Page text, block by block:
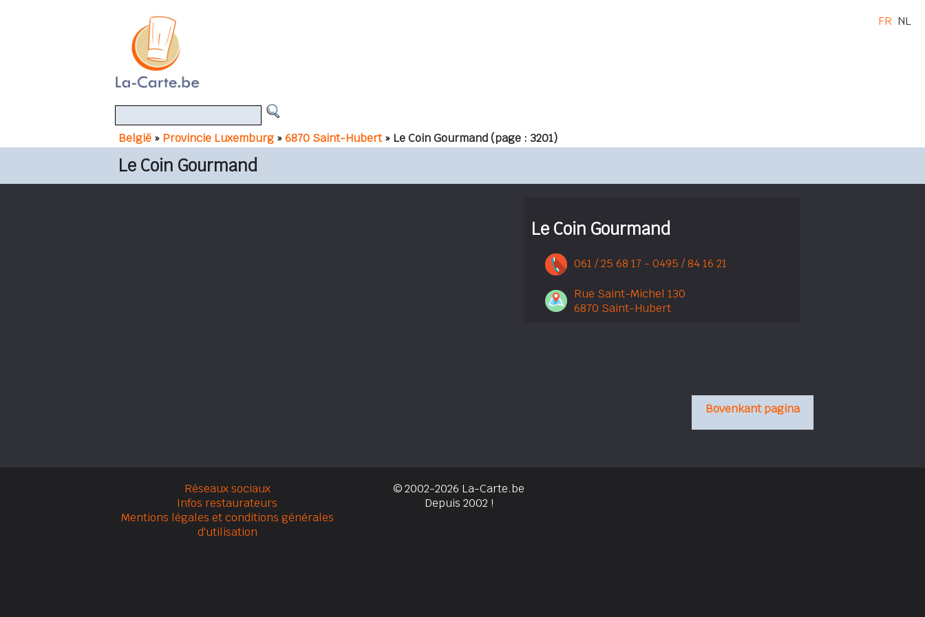
België » Provincie Luxemburg »6870 Saint-Hubert » Le Coin Gourmand(page : 3201)
FR NL
Le Coin Gourmand
Le Coin Gourmand
061 / 25 68 17 - 0495 / 84 16 21
Rue Saint-Michel 130
6870 Saint-Hubert
Bovenkant pagina
Réseaux sociaux
Infos restaurateurs
Mentions légales et conditions générales
d'utilisation
© 2002-2026 La-Carte.be
Depuis 2002 !